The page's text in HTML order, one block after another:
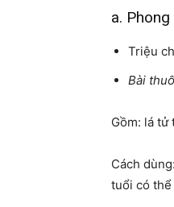
a. Phong
Triệu
Bài
Gồm: lá tử
Cách
tuổi có